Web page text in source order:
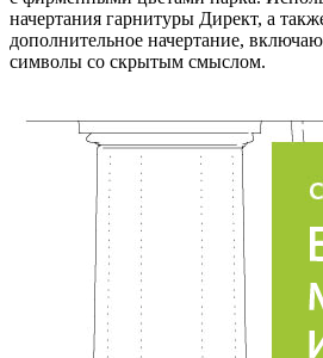
начертания гарнитуры Директ, а
дополнительное начертание,
символы со скрытым смыслом.